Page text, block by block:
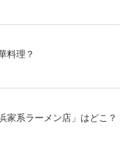
料理？
家系ラーメン店」はどこ？